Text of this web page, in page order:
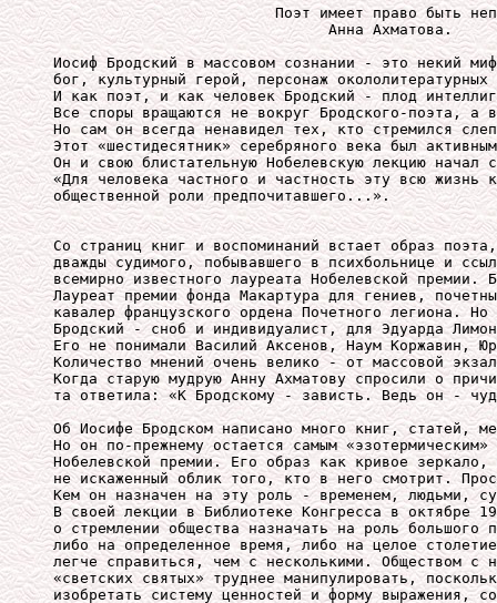
Поэт имеет право быть
                               Анна Ахматова.
Иосиф Бродский в массовом сознании - это некий
бог, культурный герой, персонаж
И как поэт, и как человек Бродский - плод
Все споры вращаются не вокруг Бродского-поэта, а
Но сам он всегда ненавидел тех, кто стремился
Этот «шестидесятник» серебряного века был
Он и свою блистательную Нобелевскую лекцию
«Для человека частного и частность эту всю жизнь
общественной роли предпочитавшего...».
Со страниц книг и воспоминаний встает образ
дважды судимого, побывавшего в психбольнице и
всемирно известного лауреата Нобелевской
Лауреат премии фонда Макартура для гениев,
кавалер французского ордена Почетного легиона.
Бродский - сноб и индивидуалист, для Эдуарда
Его не понимали Василий Аксенов, Наум Коржавин,
Количество мнений очень велико - от массовой
Когда старую мудрую Анну Ахматову спросили о
та ответила: «К Бродскому - зависть. Ведь он -
Об Иосифе Бродском написано много книг, статей,
Но он по-прежнему остается самым
Нобелевской премии. Его образ как кривое
не искаженный облик того, кто в него смотрит.
Кем он назначен на эту роль - временем, людьми,
В своей лекции в Библиотеке Конгресса в октябре
о стремлении общества назначать на роль
либо на определенное время, либо на целое
легче справиться, чем с несколькими. Обществом с
«светских святых» труднее манипулировать,
изобретать систему ценностей и форму выражения,